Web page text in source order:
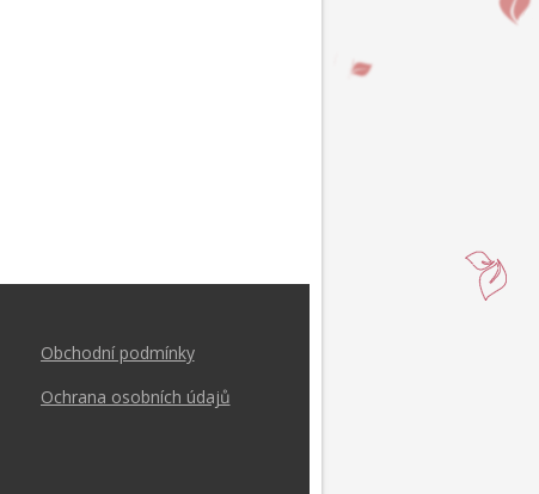
Obchodní podmínky
Ochrana osobních údajů